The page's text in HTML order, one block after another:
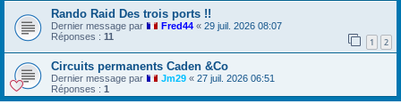
Rando Raid Des trois ports !!
Dernier message par Fred44 « 29 juil. 2026 08:07
Réponses : 11 1 2
Circuits permanents Caden &Co
Dernier message par Jm29 « 27 juil. 2026 06:51
Réponses : 1